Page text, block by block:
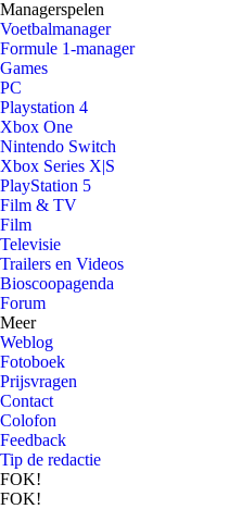
Managerspelen
Voetbalmanager
Formule 1-manager
Games
PC
Playstation 4
Xbox One
Nintendo Switch
Xbox Series X|S
PlayStation 5
Film & TV
Film
Televisie
Trailers en Videos
Bioscoopagenda
Forum
Meer
Weblog
Fotoboek
Prijsvragen
Contact
Colofon
Feedback
Tip de redactie
FOK!
FOK!